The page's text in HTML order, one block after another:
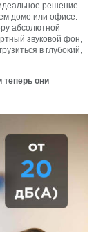
решение
доме или офисе.
абсолютной
звуковой фон,
в глубокий,
теперь они